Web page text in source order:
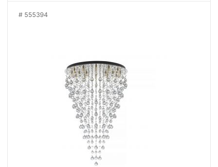
555394